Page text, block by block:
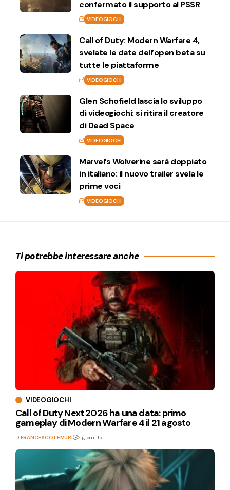
confermato il supporto al PSSR
VIDEOGIOCHI
Call of Duty: Modern Warfare 4,
svelate le date dell’open beta su
tutte le piattaforme
VIDEOGIOCHI
Glen Schofield lascia lo sviluppo
di videogiochi: si ritira il creatore
di Dead Space
VIDEOGIOCHI
Marvel’s Wolverine sarà doppiato
in italiano: il nuovo trailer svela le
prime voci
VIDEOGIOCHI
Ti potrebbe interessare anche
VIDEOGIOCHI
Call of Duty Next 2026 ha una data: primo
gameplay di Modern Warfare 4 il 21 agosto
DiFRANCESCO LEMURI 2 giorni fa